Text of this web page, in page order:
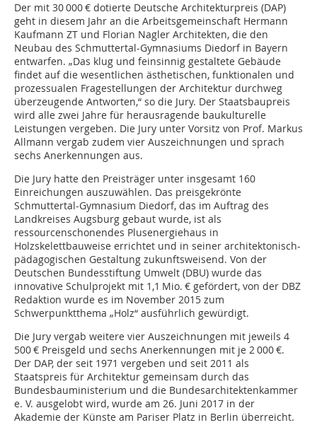
Der mit 30 000 € dotierte Deutsche Architekturpreis (DAP)
geht in diesem Jahr an die Arbeitsgemeinschaft Hermann
Kaufmann ZT und Florian Nagler Architekten, die den
Neubau des Schmuttertal-Gymnasiums Diedorf in Bayern
entwarfen. „Das klug und feinsinnig gestaltete Gebäude
findet auf die wesentlichen ästhetischen, funktionalen und
prozessualen Fragestellungen der Architektur durchweg
überzeugende Antworten,“ so die Jury. Der Staatsbaupreis
wird alle zwei Jahre für herausragende baukulturelle
Leistungen vergeben. Die Jury unter Vorsitz von Prof. Markus
Allmann vergab zudem vier Auszeichnungen und sprach
sechs Anerkennungen aus.
Die Jury hatte den Preisträger unter insgesamt 160
Einreichungen auszuwählen. Das preisgekrönte
Schmuttertal-Gymnasium Diedorf, das im Auftrag des
Landkreises Augsburg gebaut wurde, ist als
ressourcenschonendes Plusenergiehaus in
Holzskelettbauweise errichtet und in seiner architektonisch-
pädagogischen Gestaltung zukunftsweisend. Von der
Deutschen Bundesstiftung Umwelt (DBU) wurde das
innovative Schulprojekt mit 1,1 Mio. € gefördert, von der DBZ
Redaktion wurde es im November 2015 zum
Schwerpunktthema „Holz“ ausführlich gewürdigt.
Die Jury vergab weitere vier Auszeichnungen mit jeweils 4
500 € Preisgeld und sechs Anerkennungen mit je 2 000 €.
Der DAP, der seit 1971 vergeben und seit 2011 als
Staatspreis für Architektur gemeinsam durch das
Bundesbauministerium und die Bundesarchitektenkammer
e. V. ausgelobt wird, wurde am 26. Juni 2017 in der
Akademie der Künste am Pariser Platz in Berlin überreicht.